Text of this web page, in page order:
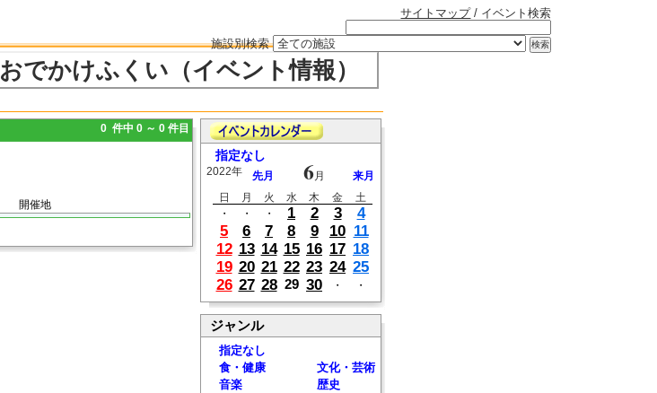
サイトマップ/ イベント検索
施設別検索
おでかけふくい（イベント情報）
0 件中 0 ～ 0 件目
開催地
指定なし
2022年 先月 6月
来月
日
月 火 水 木 金
土
・
・ ・ 1 2 3
4
5
6 7 8 9 10 11
12 13 14 15 16 17 18
19 20 21 22 23 24 25
26 27 28 29 30 ・ ・
ジャンル
指定なし
食・健康
文化・芸術
音楽
歴史